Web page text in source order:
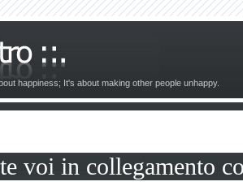
happiness; It's about making other people unhappy.
voi in collegamento